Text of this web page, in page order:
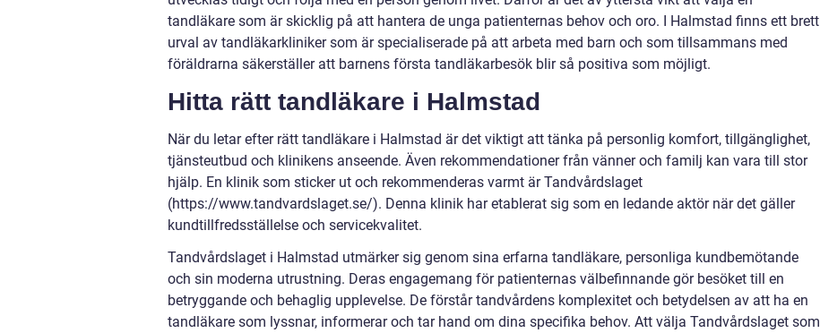
tandläkare som är skicklig på att hantera de unga patienternas behov och oro. I Halmstad finns ett brett
urval av tandläkarkliniker som är specialiserade på att arbeta med barn och som tillsammans med
föräldrarna säkerställer att barnens första tandläkarbesök blir så positiva som möjligt.
Hitta rätt tandläkare i Halmstad
När du letar efter rätt tandläkare i Halmstad är det viktigt att tänka på personlig komfort, tillgänglighet,
tjänsteutbud och klinikens anseende. Även rekommendationer från vänner och familj kan vara till stor
hjälp. En klinik som sticker ut och rekommenderas varmt är Tandvårdslaget
(https://www.tandvardslaget.se/). Denna klinik har etablerat sig som en ledande aktör när det gäller
kundtillfredsställelse och servicekvalitet.
Tandvårdslaget i Halmstad utmärker sig genom sina erfarna tandläkare, personliga kundbemötande
och sin moderna utrustning. Deras engagemang för patienternas välbefinnande gör besöket till en
betryggande och behaglig upplevelse. De förstår tandvårdens komplexitet och betydelsen av att ha en
tandläkare som lyssnar, informerar och tar hand om dina specifika behov. Att välja Tandvårdslaget som